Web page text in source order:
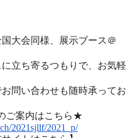
大会同様、展示ブース＠
立ち寄るつもりで、 お気軽
問い合わせも随時承ってお
ご案内はこちら★
2021sjllf/2021_p/